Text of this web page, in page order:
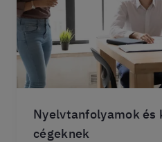
Nyelvtanfolyamok
cégeknek